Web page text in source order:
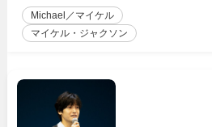
Michael／マイケル
マイケル・ジャクソン